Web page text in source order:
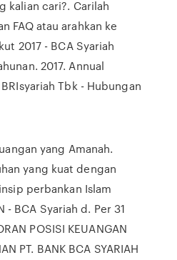
kalian cari?. Carilah
FAQ atau arahkan ke
2017 - BCA Syariah
2017. Annual
Tbk - Hubungan
yang Amanah.
yang kuat dengan
perbankan Islam
- BCA Syariah d. Per 31
POSISI KEUANGAN
PT. BANK BCA SYARIAH